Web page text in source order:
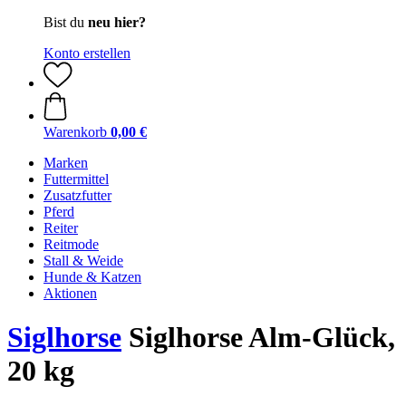
Bist du neu hier?
Konto erstellen
Warenkorb 0,00 €
Marken
Futtermittel
Zusatzfutter
Pferd
Reiter
Reitmode
Stall & Weide
Hunde & Katzen
Aktionen
Siglhorse Siglhorse Alm-Glück,
20 kg